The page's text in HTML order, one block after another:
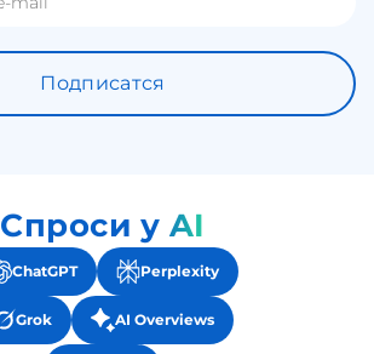
Подписатся
Спроси у AI
ChatGPT Perplexity
Grok AI Overviews